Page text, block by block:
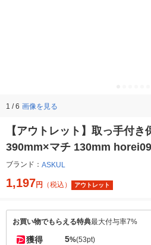
1 / 6 画像を見る
【アウトレット】取っ手付
390mm×マチ 130mm
ブランド： ASKUL
1,197円 （税込） アウトレット
お買い物でもらえる特典最大付与率7%
獲得 5%(53pt)